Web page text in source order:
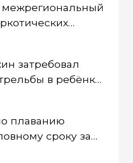
затребовал
в ребёнка
плаванию
сроку за